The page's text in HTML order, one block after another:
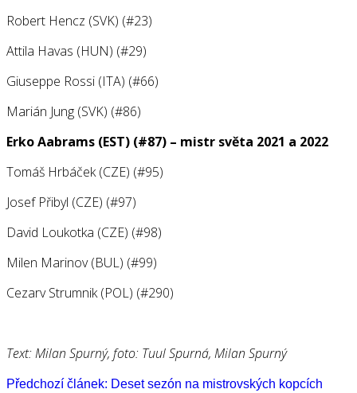
Robert Hencz (SVK) (#23)
Attila Havas (HUN) (#29)
Giuseppe Rossi (ITA) (#66)
Marián Jung (SVK) (#86)
Erko Aabrams (EST) (#87) – mistr světa 2021 a 2022
Tomáš Hrbáček (CZE) (#95)
Josef Přibyl (CZE) (#97)
David Loukotka (CZE) (#98)
Milen Marinov (BUL) (#99)
Cezarv Strumnik (POL) (#290)
Text: Milan Spurný, foto: Tuul Spurná, Milan Spurný
Předchozí článek: Deset sezón na mistrovských kopcích